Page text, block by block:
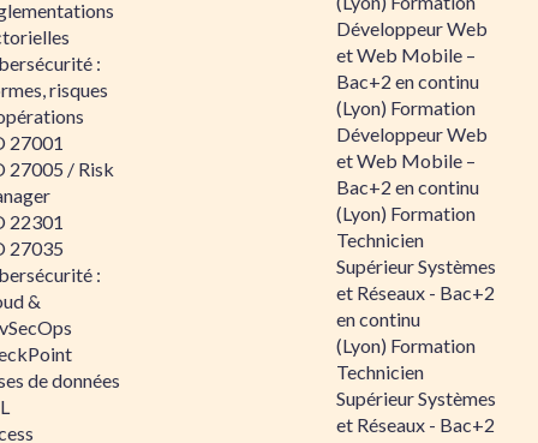
:
risques
27001
27005 / Risk
22301
27035
:
&
de données
Développeur Web
et Web Mobile –
Bac+2 en continu
(Lyon) Formation
Développeur Web
et Web Mobile –
Bac+2 en continu
(Lyon) Formation
Technicien
Supérieur Systèmes
et Réseaux - Bac+2
en continu
(Lyon) Formation
Technicien
Supérieur Systèmes
et Réseaux - Bac+2